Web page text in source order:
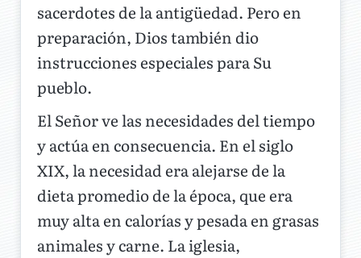
sacerdotes de la antigüedad. Pero en
preparación, Dios también dio
instrucciones especiales para Su
pueblo.
El Señor ve las necesidades del tiempo
y actúa en consecuencia. En el siglo
XIX, la necesidad era alejarse de la
dieta promedio de la época, que era
muy alta en calorías y pesada en grasas
animales y carne. La iglesia,